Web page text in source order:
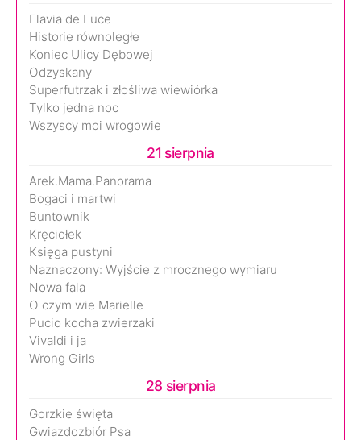
Flavia de Luce
Historie równoległe
Koniec Ulicy Dębowej
Odzyskany
Superfutrzak i złośliwa wiewiórka
Tylko jedna noc
Wszyscy moi wrogowie
21 sierpnia
Arek.Mama.Panorama
Bogaci i martwi
Buntownik
Kręciołek
Księga pustyni
Naznaczony: Wyjście z mrocznego wymiaru
Nowa fala
O czym wie Marielle
Pucio kocha zwierzaki
Vivaldi i ja
Wrong Girls
28 sierpnia
Gorzkie święta
Gwiazdozbiór Psa